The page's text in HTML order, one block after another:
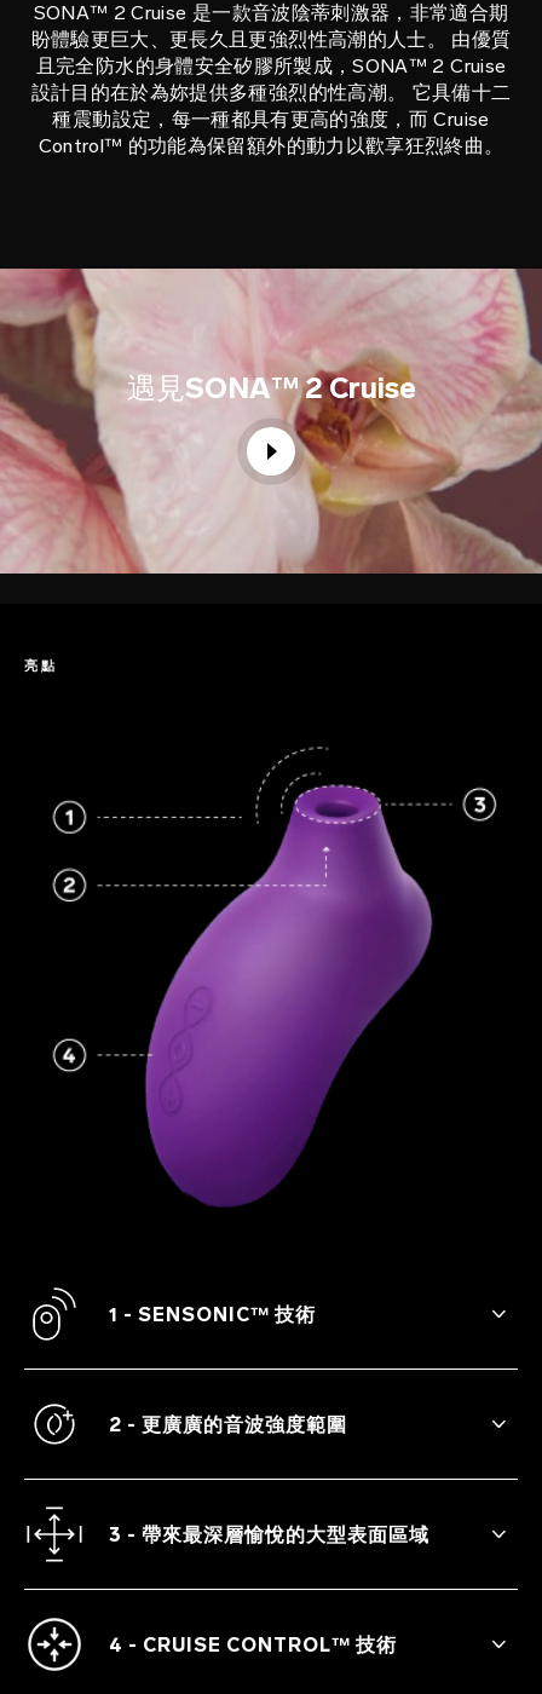
SONA™ 2 Cruise 是一款音波陰蒂刺激器，非常適合期
盼體驗更巨大、更長久且更強烈性高潮的人士。 由優質
且完全防水的身體安全矽膠所製成，SONA™ 2 Cruise
設計目的在於為妳提供多種強烈的性高潮。 它具備十二
種震動設定，每一種都具有更高的強度，而 Cruise
Control™ 的功能為保留額外的動力以歡享狂烈終曲。
遇見SONA™ 2 Cruise
亮點
1 - SENSONIC™ 技術
這款情趣玩具運用聲波脈衝，深入陰蒂內部
2 - 更廣廣的音波強度範圍
因為沒有過多或過少滿足感這種事情。
3 - 帶來最深層愉悅的大型表面區域
更柔軟、更深邃且更大型的嘴部，讓妳完全
4 - CRUISE CONTROL™ 技術